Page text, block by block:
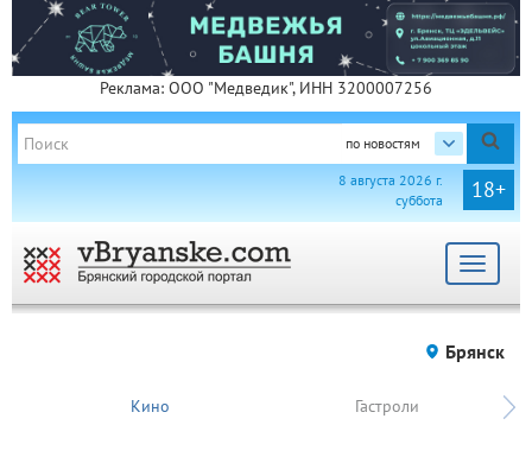
Реклама: ООО "Медведик", ИНН 3200007256
по новостям
18+
8 августа 2026 г.
суббота
Toggle
Брянск
Кино Гастроли